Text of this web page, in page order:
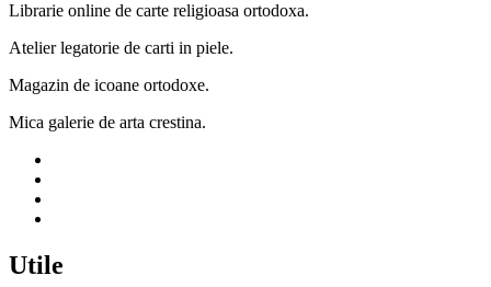
Librarie online de carte religioasa ortodoxa.
Atelier legatorie de carti in piele.
Magazin de icoane ortodoxe.
Mica galerie de arta crestina.
Utile